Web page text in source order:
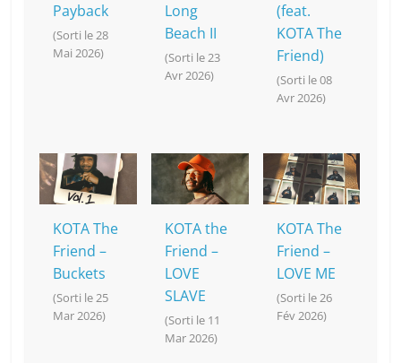
Payback
(Sorti le 28
Mai 2026)
Long
Beach II
(Sorti le 23
Avr 2026)
(feat.
KOTA The
Friend)
(Sorti le 08
Avr 2026)
KOTA The
Friend –
Buckets
(Sorti le 25
Mar 2026)
KOTA the
Friend –
LOVE
SLAVE
(Sorti le 11
Mar 2026)
KOTA The
Friend –
LOVE ME
(Sorti le 26
Fév 2026)